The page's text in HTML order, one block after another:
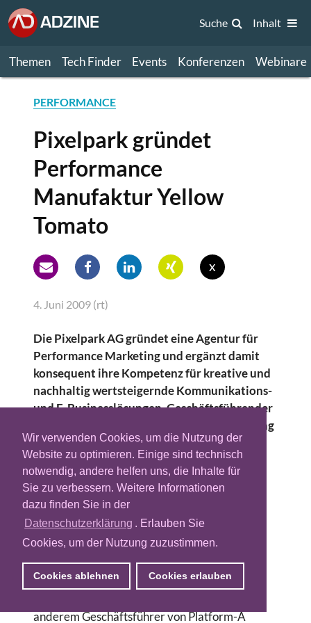
Wir verwenden Cookies, um die Nutzung der
Website zu optimieren. Einige sind technisch
notwendig, andere helfen uns, die Inhalte für
Sie zu verbessern. Weitere Informationen
dazu finden Sie in der
Datenschutzerklärung . Erlauben Sie
Cookies, um der Nutzung zuzustimmen.
Cookies ablehnen Cookies erlauben
Themen Tech Finder Events Konferenzen Webinare
Suche Inhalt
PERFORMANCE
Pixelpark gründet
Performance
Manufaktur Yellow
Tomato
x
4. Juni 2009 (rt)
Die Pixelpark AG gründet eine Agentur für
Performance Marketing und ergänzt damit
konsequent ihre Kompetenz für kreative und
nachhaltig wertsteigernde Kommunikations-
und E-Businesslösungen. Geschäftsführender
Gesellschafter ist der Performance Marketing
Pionier und BVDW Vizepräsident Harald R.
Fortmann.
Yellow Tomato bietet Dienstleistungen und
Beratung aller Instrumente des Online
Marketings, insbesondere Suchmaschinen-
Marketing (SEA, SEO), Display Marketing,
Tracking/ Web Analytics an.
anderem Geschäftsführer von Platform-A